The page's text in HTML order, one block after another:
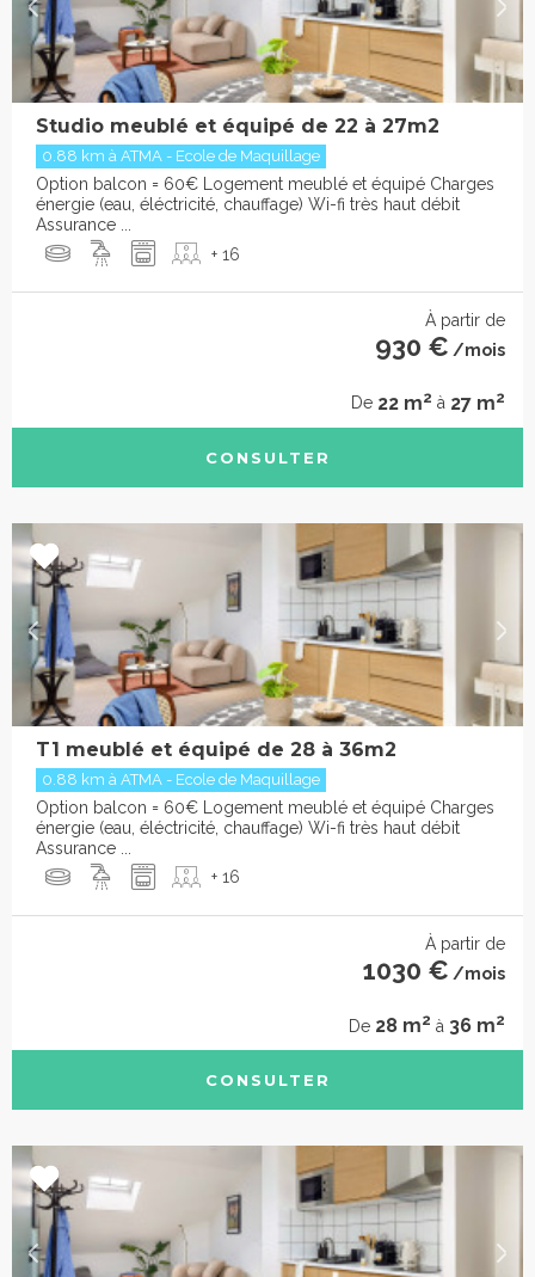
Studio meublé et équipé de 22 à 27m2
0.88 km à ATMA - Ecole de Maquillage
Option balcon = 60€ Logement meublé et équipé Charges
énergie (eau, éléctricité, chauffage) Wi-fi très haut débit
Assurance ...
+ 16
À partir de
930 € /mois
De 22 m2 à 27 m2
CONSULTER
T1 meublé et équipé de 28 à 36m2
0.88 km à ATMA - Ecole de Maquillage
Option balcon = 60€ Logement meublé et équipé Charges
énergie (eau, éléctricité, chauffage) Wi-fi très haut débit
Assurance ...
+ 16
À partir de
1030 € /mois
De 28 m2 à 36 m2
CONSULTER